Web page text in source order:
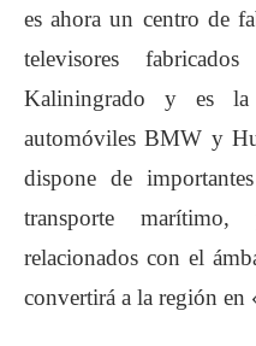
es ahora un centro de
televisores
Kaliningrado y es
automóviles BMW y
dispone de
transporte
relacionados con el
convertirá a la región